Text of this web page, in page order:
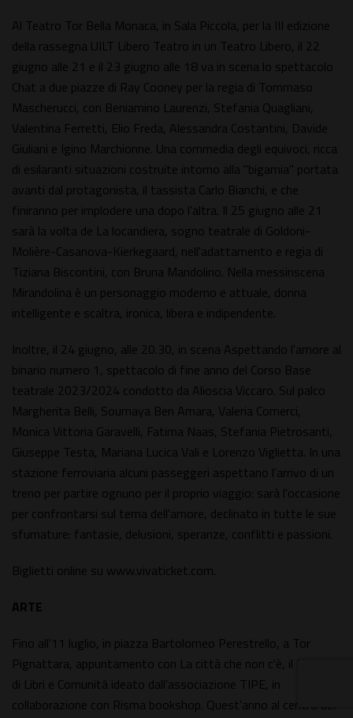
Al Teatro Tor Bella Monaca, in Sala Piccola, per la III edizione
della rassegna UILT Libero Teatro in un Teatro Libero, il 22
giugno alle 21 e il 23 giugno alle 18 va in scena lo spettacolo
Chat a due piazze di Ray Cooney per la regia di Tommaso
Mascherucci, con Beniamino Laurenzi, Stefania Quagliani,
Valentina Ferretti, Elio Freda, Alessandra Costantini, Davide
Giuliani e Igino Marchionne. Una commedia degli equivoci, ricca
di esilaranti situazioni costruite intorno alla "bigamia" portata
avanti dal protagonista, il tassista Carlo Bianchi, e che
finiranno per implodere una dopo l'altra. Il 25 giugno alle 21
sarà la volta de La locandiera, sogno teatrale di Goldoni-
Molière-Casanova-Kierkegaard, nell'adattamento e regia di
Tiziana Biscontini, con Bruna Mandolino. Nella messinscena
Mirandolina è un personaggio moderno e attuale, donna
intelligente e scaltra, ironica, libera e indipendente.
Inoltre, il 24 giugno, alle 20.30, in scena Aspettando l'amore al
binario numero 1, spettacolo di fine anno del Corso Base
teatrale 2023/2024 condotto da Alioscia Viccaro. Sul palco
Margherita Belli, Soumaya Ben Amara, Valeria Comerci,
Monica Vittoria Garavelli, Fatima Naas, Stefania Pietrosanti,
Giuseppe Testa, Mariana Lucica Vali e Lorenzo Viglietta. In una
stazione ferroviaria alcuni passeggeri aspettano l'arrivo di un
treno per partire ognuno per il proprio viaggio: sarà l'occasione
per confrontarsi sul tema dell'amore, declinato in tutte le sue
sfumature: fantasie, delusioni, speranze, conflitti e passioni.
Biglietti online su www.vivaticket.com.
ARTE
Fino all'11 luglio, in piazza Bartolomeo Perestrello, a Tor
Pignattara, appuntamento con La città che non c'è, il Festival
di Libri e Comunità ideato dall'associazione TIPE, in
collaborazione con Risma bookshop. Quest'anno al centro del